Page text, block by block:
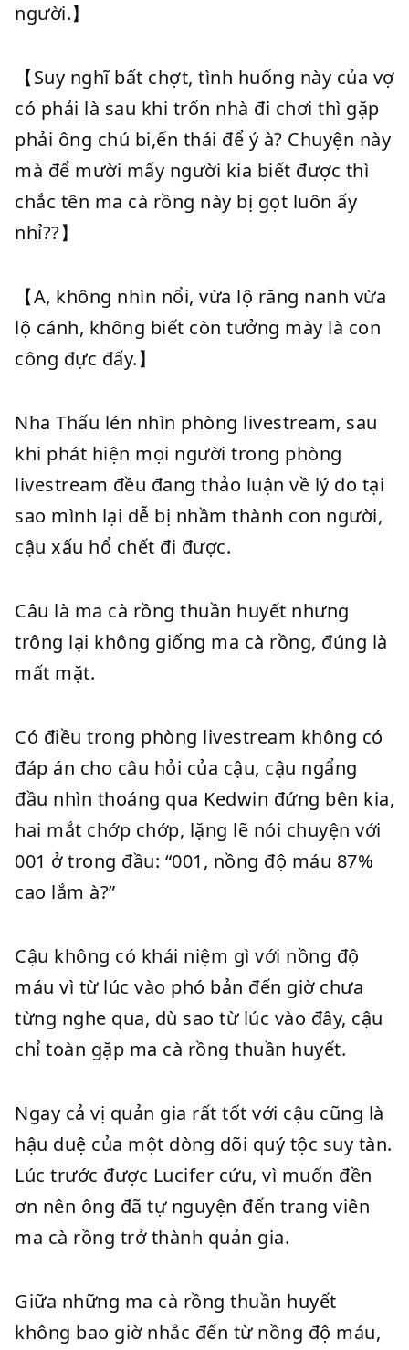
người.】
【Suy nghĩ bất chợt, tình huống này của vợ
có phải là sau khi trốn nhà đi chơi thì gặp
phải ông chú bi,ến thái để ý à? Chuyện này
mà để mười mấy người kia biết được thì
chắc tên ma cà rồng này bị gọt luôn ấy
nhỉ??】
【A, không nhìn nổi, vừa lộ răng nanh vừa
lộ cánh, không biết còn tưởng mày là con
công đực đấy.】
Nha Thấu lén nhìn phòng livestream, sau
khi phát hiện mọi người trong phòng
livestream đều đang thảo luận về lý do tại
sao mình lại dễ bị nhầm thành con người,
cậu xấu hổ chết đi được.
Câu là ma cà rồng thuần huyết nhưng
trông lại không giống ma cà rồng, đúng là
mất mặt.
Có điều trong phòng livestream không có
đáp án cho câu hỏi của cậu, cậu ngẩng
đầu nhìn thoáng qua Kedwin đứng bên kia,
hai mắt chớp chớp, lặng lẽ nói chuyện với
001 ở trong đầu: “001, nồng độ máu 87%
cao lắm à?”
Cậu không có khái niệm gì với nồng độ
máu vì từ lúc vào phó bản đến giờ chưa
từng nghe qua, dù sao từ lúc vào đây, cậu
chỉ toàn gặp ma cà rồng thuần huyết.
Ngay cả vị quản gia rất tốt với cậu cũng là
hậu duệ của một dòng dõi quý tộc suy tàn.
Lúc trước được Lucifer cứu, vì muốn đền
ơn nên ông đã tự nguyện đến trang viên
ma cà rồng trở thành quản gia.
Giữa những ma cà rồng thuần huyết
không bao giờ nhắc đến từ nồng độ máu,